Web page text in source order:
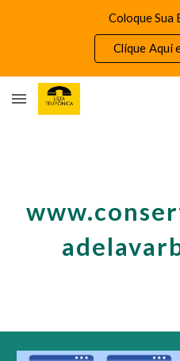
Coloque Sua
Clique Aqui